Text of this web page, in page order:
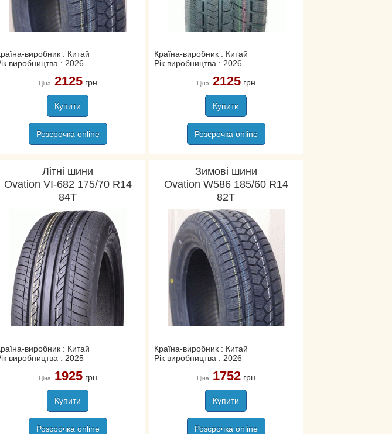
виробник : Китай
виробництва : 2026
Ціна: 2125грн
Купити
Розсрочка online
Країна-виробник : Китай
Рік виробництва : 2026
Ціна: 2125грн
Купити
Розсрочка online
Літні шини
Ovation VI-682 175/70 R14
84T
виробник : Китай
виробництва : 2025
Ціна: 1925грн
Купити
Розсрочка online
Зимові шини
Ovation W586 185/60 R14
82T
Країна-виробник : Китай
Рік виробництва : 2026
Ціна: 1752грн
Купити
Розсрочка online